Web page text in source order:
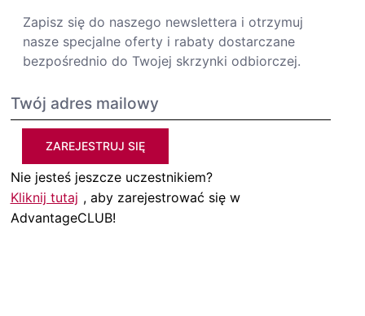
Zapisz się do naszego newslettera i otrzymuj
nasze specjalne oferty i rabaty dostarczane
bezpośrednio do Twojej skrzynki odbiorczej.
ZAREJESTRUJ SIĘ
Nie jesteś jeszcze uczestnikiem?
Kliknij tutaj , aby zarejestrować się w
AdvantageCLUB!